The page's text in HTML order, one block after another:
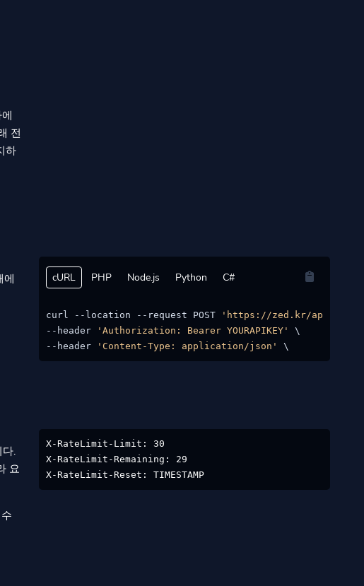
전
하
에
cURL PHP Node.js Python C#
curl --location --request POST
'https://zed.kr/api/
--header
'Authorization: Bearer YOURAPIKEY'
\
--header
'Content-Type: application/json' \
.
요
X-RateLimit-Limit: 30
X-RateLimit-Remaining: 29
X-RateLimit-Reset: TIMESTAMP